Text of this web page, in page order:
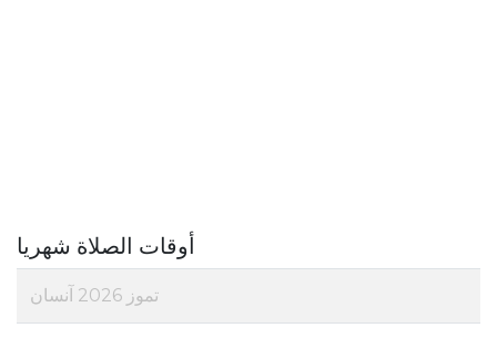
أوقات الصلاة شهريا
تموز 2026 آنسان